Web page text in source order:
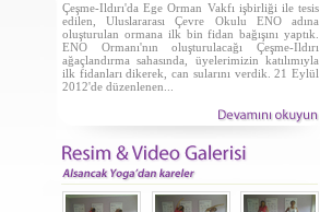
Çeşme-Ildırı'da Ege Orman Vakfı işbirliği ile tesis
edilen, Uluslararası Çevre Okulu ENO adına
oluşturulan ormana ilk bin fidan bağışını yaptık.
ENO Ormanı'nın oluşturulacağı Çeşme-Ildırı
ağaçlandırma sahasında, üyelerimizin katılımıyla
ilk fidanları dikerek, can sularını verdik. 21 Eylül
2012'de düzenlenen...